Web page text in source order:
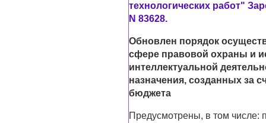
технологических работ"
N 83628.
Обновлен порядок
сфере правовой охраны и
интеллектуальной
назначения, созданных за
бюджета
Предусмотрены, в том числе: